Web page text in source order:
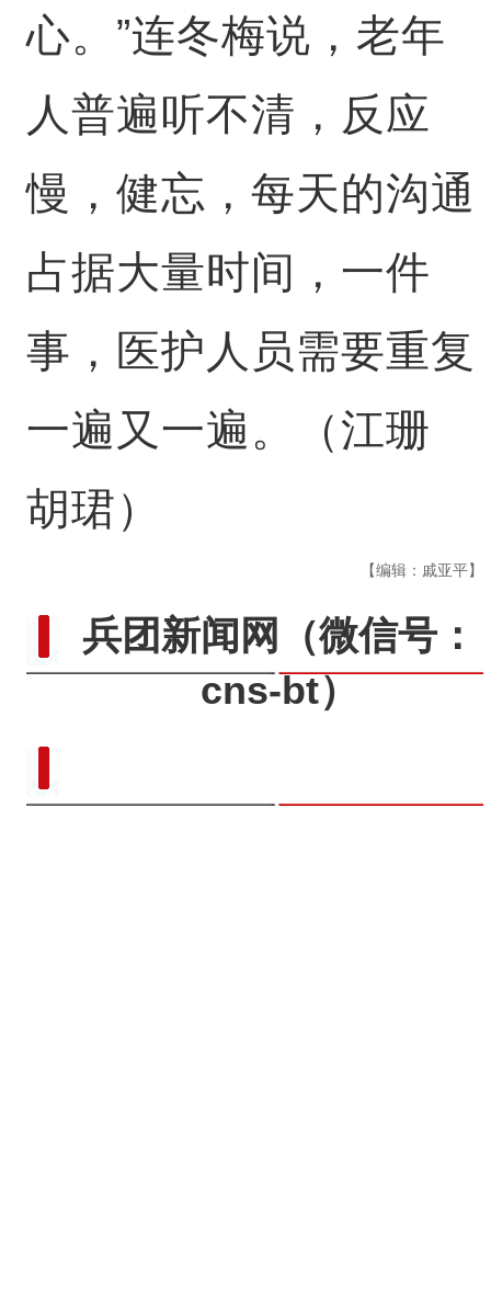
心。”连冬梅说，老年
人普遍听不清，反应
慢，健忘，每天的沟通
占据大量时间，一件
事，医护人员需要重复
一遍又一遍。（江珊
胡珺）
【编辑：戚亚平】
兵团新闻网
（微信号：
cns-bt）